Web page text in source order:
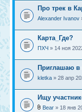
Про трек в
Alexander Ivanov
Карта_Где?
ПХЧ » 14 ноя
Приглашаю в
kletka » 28 апр
Ищу
Bear » 18 янв